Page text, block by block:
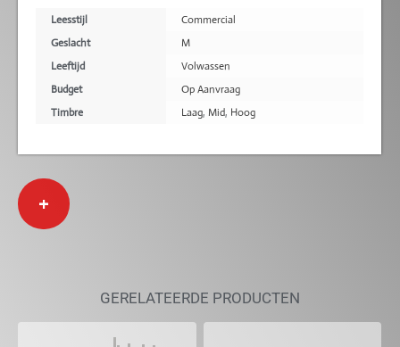
Leesstijl
Commercial
Geslacht
M
Leeftijd
Volwassen
Budget
Op Aanvraag
Timbre
Laag, Mid, Hoog
+
GERELATEERDE PRODUCTEN